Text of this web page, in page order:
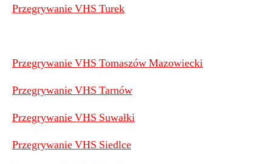
Przegrywanie VHS Turek
Przegrywanie VHS Tomaszów Mazowiecki
Przegrywanie VHS Tarnów
Przegrywanie VHS Suwałki
Przegrywanie VHS Siedlce